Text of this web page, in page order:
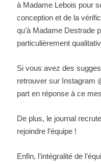
à Madame Lebois pour
conception et de la
qu’à Madame Destrade
particulièrement
Si vous avez des
retrouver sur Instagram
part en réponse à ce
De plus, le journal
rejoindre l’équipe !
Enfin, l’intégralité de